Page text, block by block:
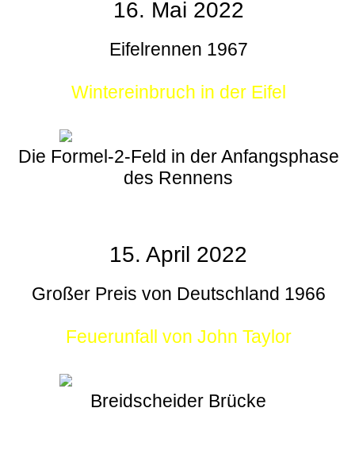
16. Mai 2022
Eifelrennen 1967
Wintereinbruch in der Eifel
Die Formel-2-Feld in der Anfangsphase
des Rennens
15. April 2022
Großer Preis von Deutschland 1966
Feuerunfall von John Taylor
Breidscheider Brücke